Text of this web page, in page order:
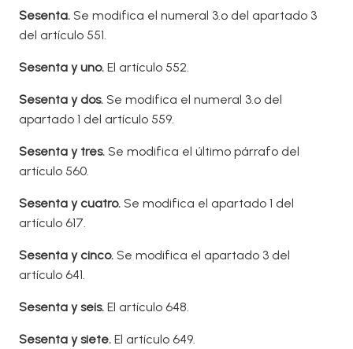
Sesenta. Se modifica el numeral 3.º del apartado 3
del artículo 551.
Sesenta y uno. El artículo 552.
Sesenta y dos. Se modifica el numeral 3.º del
apartado 1 del artículo 559.
Sesenta y tres. Se modifica el último párrafo del
artículo 560.
Sesenta y cuatro. Se modifica el apartado 1 del
artículo 617.
Sesenta y cinco. Se modifica el apartado 3 del
artículo 641.
Sesenta y seis. El artículo 648.
Sesenta y siete. El artículo 649.